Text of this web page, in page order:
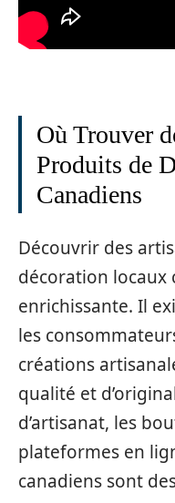
Où Trouver
Produits de
Canadiens
Découvrir des
décoration locaux
enrichissante. Il
les
créations
qualité et
d’artisanat, les
plateformes en
canadiens sont